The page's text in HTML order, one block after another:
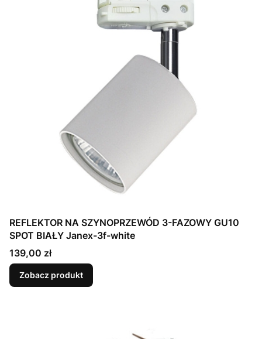
REFLEKTOR NA SZYNOPRZEWÓD 3-FAZOWY GU10
SPOT BIAŁY Janex-3f-white
Cena
139,00 zł
Zobacz produkt